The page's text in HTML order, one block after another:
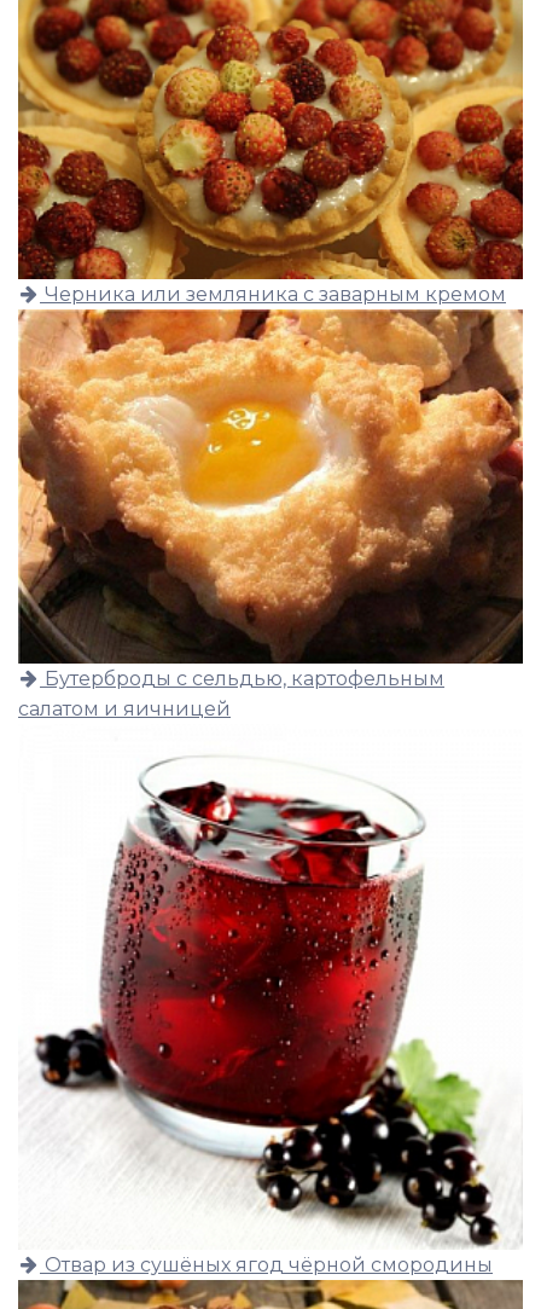
Черника или земляника с заварным кремом
Бутерброды с сельдью, картофельным
салатом и яичницей
Отвар из сушёных ягод чёрной смородины